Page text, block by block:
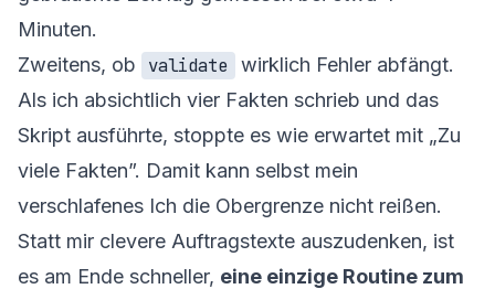
Minuten.
Zweitens, ob
validate
wirklich Fehler abfängt.
Als ich absichtlich vier Fakten schrieb und das
Skript ausführte, stoppte es wie erwartet mit „Zu
viele Fakten”. Damit kann selbst mein
verschlafenes Ich die Obergrenze nicht reißen.
Statt mir clevere Auftragstexte auszudenken, ist
es am Ende schneller, eine einzige Routine zum